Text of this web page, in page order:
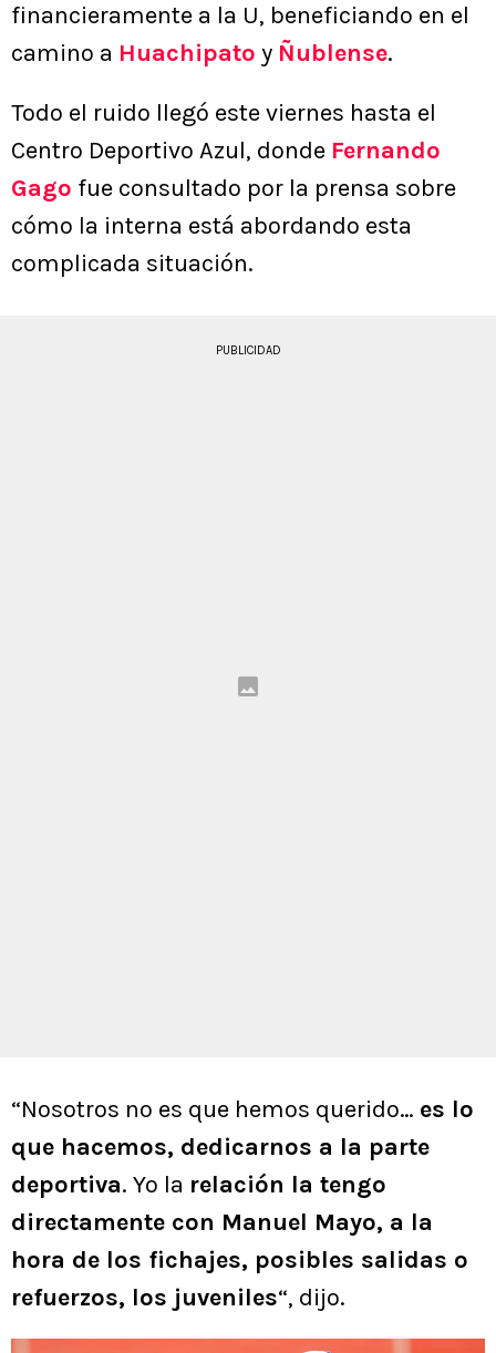
financieramente a la U, beneficiando en el
camino a Huachipato y Ñublense.
Todo el ruido llegó este viernes hasta el
Centro Deportivo Azul, donde Fernando
Gago fue consultado por la prensa sobre
cómo la interna está abordando esta
complicada situación.
PUBLICIDAD
“Nosotros no es que hemos querido… es lo
que hacemos, dedicarnos a la parte
deportiva. Yo la relación la tengo
directamente con Manuel Mayo, a la
hora de los fichajes, posibles salidas o
refuerzos, los juveniles“, dijo.